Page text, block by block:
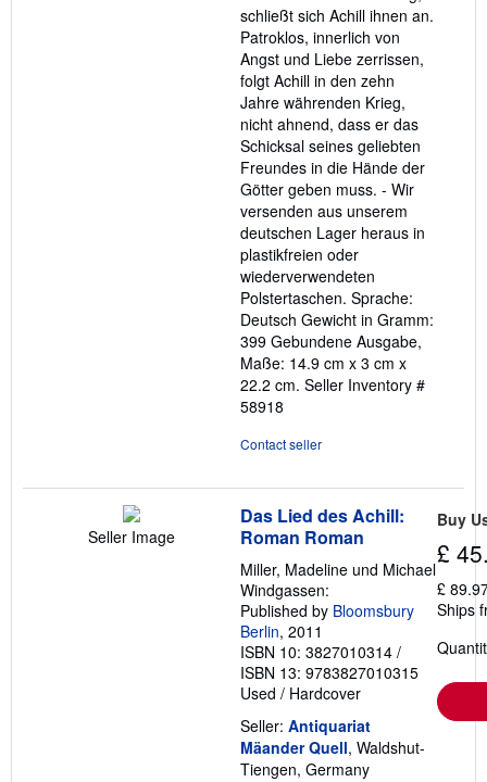
schließt sich Achill ihnen an.
Patroklos, innerlich von
Angst und Liebe zerrissen,
folgt Achill in den zehn
Jahre währenden Krieg,
nicht ahnend, dass er das
Schicksal seines geliebten
Freundes in die Hände der
Götter geben muss. - Wir
versenden aus unserem
deutschen Lager heraus in
plastikfreien oder
wiederverwendeten
Polstertaschen. Sprache:
Deutsch Gewicht in Gramm:
399 Gebundene Ausgabe,
Maße: 14.9 cm x 3 cm x
22.2 cm. Seller Inventory #
58918
Contact seller
Seller Image
Das Lied des Achill:
Roman Roman
Miller, Madeline und Michael
Windgassen:
Published by Bloomsbury
Berlin, 2011
ISBN 10: 3827010314 /
ISBN 13: 9783827010315
Used / Hardcover
Seller: Antiquariat
Mäander Quell, Waldshut-
Tiengen, Germany
Buy
£
£
Ships